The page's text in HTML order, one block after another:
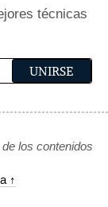
técnicas
los contenidos
↑